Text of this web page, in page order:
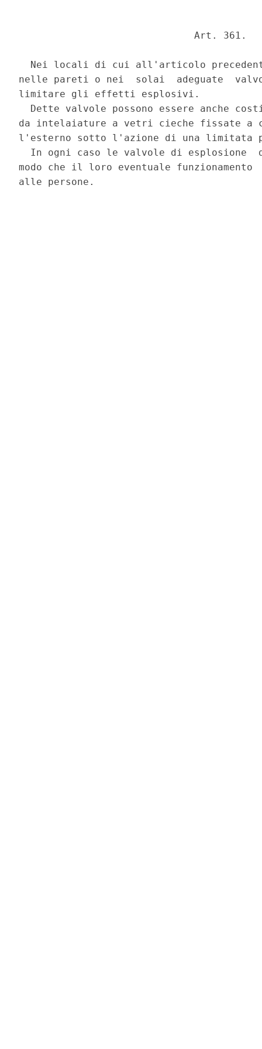
                              Art. 361.
Nei locali di cui all'articolo
nelle pareti o nei  solai  adeguate
limitare gli effetti esplosivi.
Dette valvole possono essere anche
da intelaiature a vetri cieche fissate a
l'esterno sotto l'azione di una limitata
In ogni caso le valvole di esplosione
modo che il loro eventuale funzionamento